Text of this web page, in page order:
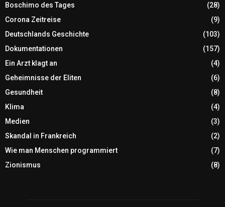
Boschimo des Tages
(28)
Corona Zeitreise
(9)
Deutschlands Geschichte
(103)
Dokumentationen
(157)
Ein Arzt klagt an
(4)
Geheimnisse der Eliten
(6)
Gesundheit
(8)
Klima
(4)
Medien
(3)
Skandal in Frankreich
(2)
Wie man Menschen programmiert
(7)
Zionismus
(8)